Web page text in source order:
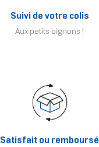
Suivi de votre colis
Aux petits oignons !
Satisfait ou remboursé